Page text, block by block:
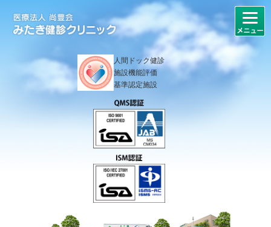
人間ドック健診
施設機能評価
基準認定施設